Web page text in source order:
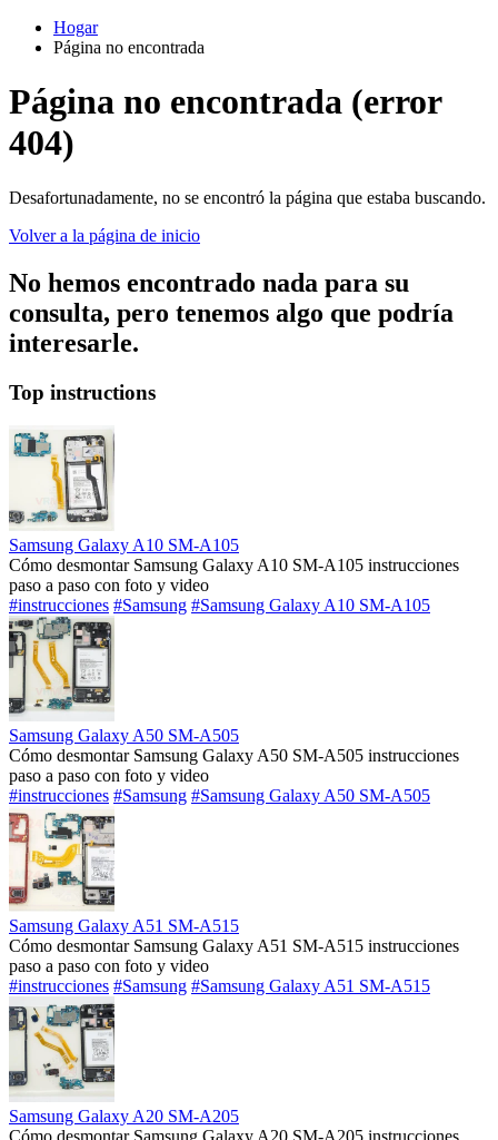
Hogar
Página no encontrada
Página no encontrada (error
404)
Desafortunadamente, no se encontró la página que estaba buscando.
Volver a la página de inicio
No hemos encontrado nada para su
consulta, pero tenemos algo que podría
interesarle.
Top instructions
Samsung Galaxy A10 SM-A105
Cómo desmontar Samsung Galaxy A10 SM-A105 instrucciones
paso a paso con foto y video
#instrucciones #Samsung #Samsung Galaxy A10 SM-A105
Samsung Galaxy A50 SM-A505
Cómo desmontar Samsung Galaxy A50 SM-A505 instrucciones
paso a paso con foto y video
#instrucciones #Samsung #Samsung Galaxy A50 SM-A505
Samsung Galaxy A51 SM-A515
Cómo desmontar Samsung Galaxy A51 SM-A515 instrucciones
paso a paso con foto y video
#instrucciones #Samsung #Samsung Galaxy A51 SM-A515
Samsung Galaxy A20 SM-A205